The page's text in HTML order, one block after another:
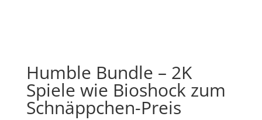
Humble Bundle – 2K
Spiele wie Bioshock zum
Schnäppchen-Preis